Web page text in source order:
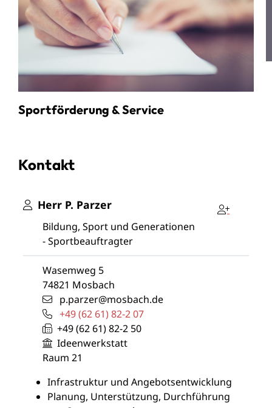
Sportförderung & Service
Kontakt
Herr P. Parzer
Bildung, Sport und Generationen
- Sportbeauftragter
Wasemweg 5
74821 Mosbach
p.parzer@mosbach.de
+49 (62 61) 82-207
+49 (6261) 82-2 50
Ideenwerkstatt
Raum 21
Infrastruktur und Angebotsentwicklung
Planung, Unterstützung, Durchführung